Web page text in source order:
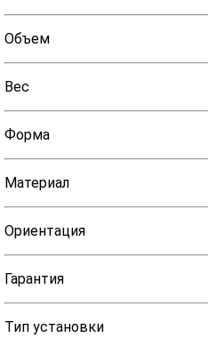
Объем 260
Вес 120
Форма
Материал
Ориентация
Гарантия 10
Тип установки